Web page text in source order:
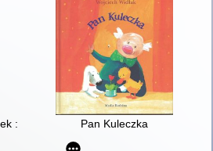
: historia prawdziwaPan Kuleczka